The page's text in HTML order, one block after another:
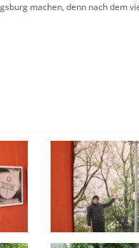
machen, denn nach dem